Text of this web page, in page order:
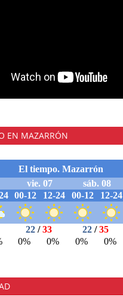
EN MAZARRÓN